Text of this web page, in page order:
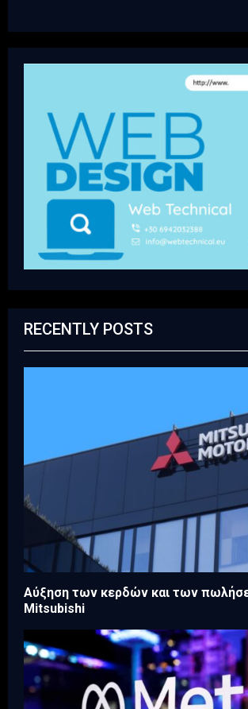
RECENTLY POSTS
Aύξηση των κερδών και των
Mitsubishi